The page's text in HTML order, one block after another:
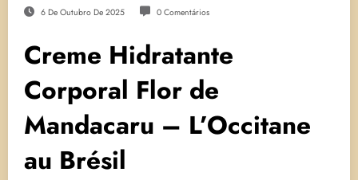
6 De Outubro De 2025 0 Comentários
Creme Hidratante
Corporal Flor de
Mandacaru – L’Occitane
au Brésil